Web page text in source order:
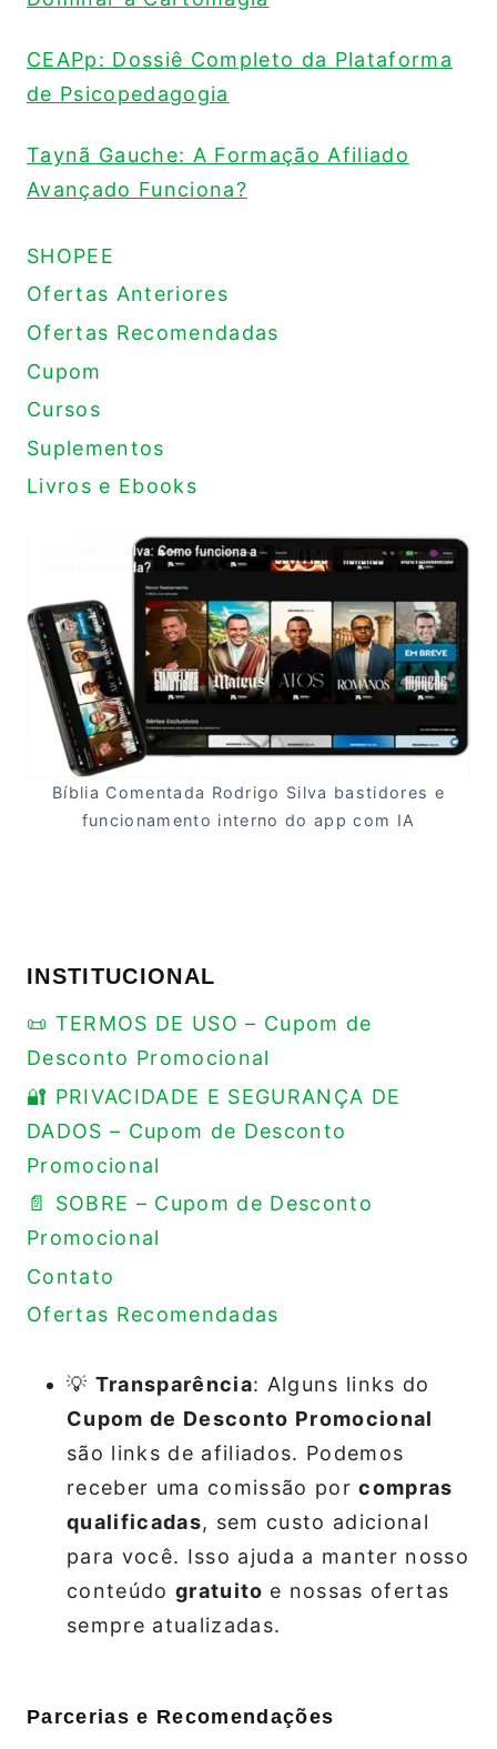
CEAPp: Dossiê Completo da Plataforma
de Psicopedagogia
Taynã Gauche: A Formação Afiliado
Avançado Funciona?
SHOPEE
Ofertas Anteriores
Ofertas Recomendadas
Cupom
Cursos
Suplementos
Livros e Ebooks
Bíblia Comentada Rodrigo Silva bastidores e
funcionamento interno do app com IA
INSTITUCIONAL
📜 TERMOS DE USO – Cupom de
Desconto Promocional
🔐 PRIVACIDADE E SEGURANÇA DE
DADOS – Cupom de Desconto
Promocional
📄 SOBRE – Cupom de Desconto
Promocional
Contato
Ofertas Recomendadas
💡 Transparência: Alguns links do
Cupom de Desconto Promocional
são links de afiliados. Podemos
receber uma comissão porcompras
qualificadas, sem custo adicional
para você. Isso ajuda a manter nosso
conteúdo gratuito e nossas ofertas
sempre atualizadas.
Parcerias e Recomendações